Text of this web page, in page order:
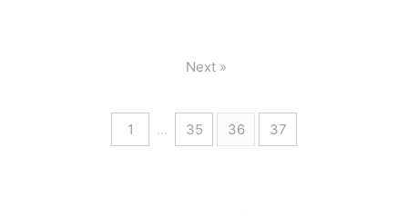
り餌とかのイメ ...
https://zaltz.blog/affiliate-
with-free-blog/ 今回は販売企
ても、アクセスの限界とアフ
ました。
https://zaltz.blog/affiliate-
with-free-blog/ １２年も続け
1 … 35 36 37
Next »